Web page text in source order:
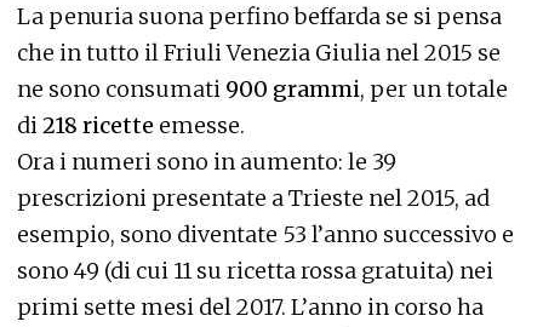
La penuria suona perfino beffarda se si pensa
che in tutto il Friuli Venezia Giulia nel 2015 se
ne sono consumati 900 grammi, per un totale
di218 ricette emesse.
Ora i numeri sono in aumento: le 39
prescrizioni presentate a Trieste nel 2015, ad
esempio, sono diventate 53 l’anno successivo e
sono 49 (di cui 11 su ricetta rossa gratuita) nei
primi sette mesi del 2017. L’anno in corso ha